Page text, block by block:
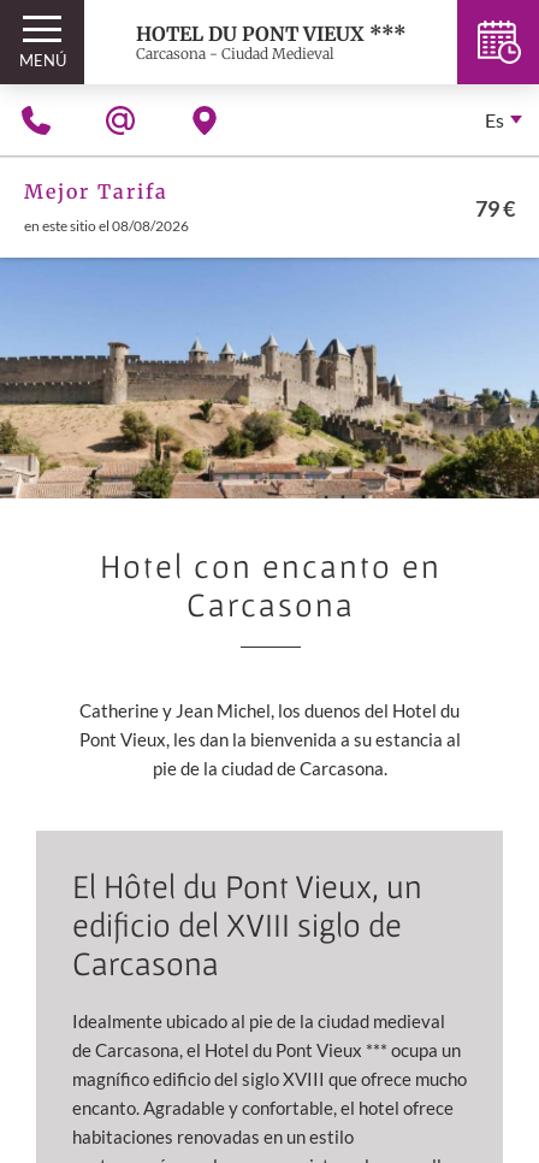
MENÚ
HOTEL DU PONT VIEUX ***
Carcasona - Ciudad Medieval
Es
Mejor Tarifa
en este sitio el 08/08/2026
79 €
Hotel con encanto en
Carcasona
Catherine y Jean Michel, los duenos del Hotel du
Pont Vieux, les dan la bienvenida a su estancia al
pie de la ciudad de Carcasona.
El Hôtel du Pont Vieux, un
edificio del XVIII siglo de
Carcasona
Idealmente ubicado al pie de la ciudad medieval
de Carcasona, el Hotel du Pont Vieux *** ocupa un
magnífico edificio del siglo XVIII que ofrece mucho
encanto. Agradable y confortable, el hotel ofrece
habitaciones renovadas en un estilo